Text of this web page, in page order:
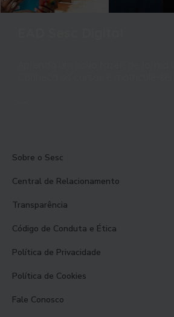
Sobre o Sesc
Central de Relacionamento
Transparência
Código de Conduta e Ética
Política de Privacidade
Política de Cookies
Fale Conosco